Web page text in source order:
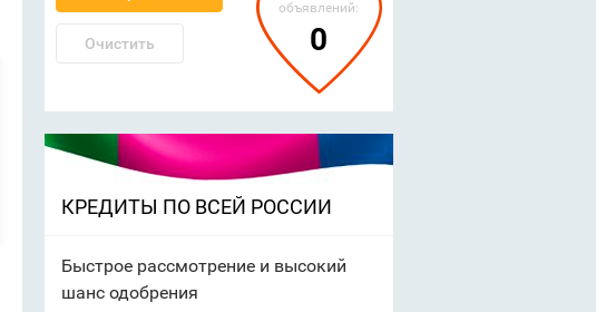
Очистить
объявлений:
0
КРЕДИТЫ ПО ВСЕЙ РОССИИ
Быстрое рассмотрение и высокий
шанс одобрения